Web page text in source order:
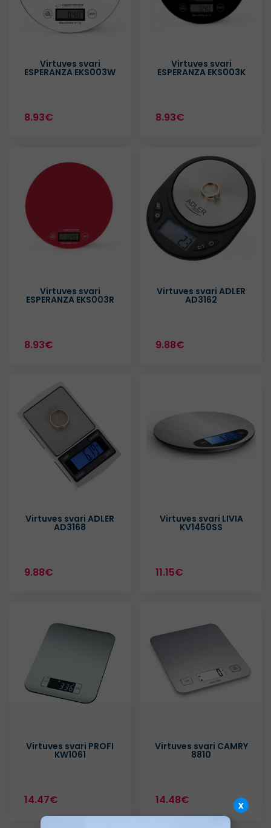
Virtuves svari
ESPERANZA EKS003W
8.93€
Virtuves svari
ESPERANZA EKS003K
8.93€
Virtuves svari
ESPERANZA EKS003R
8.93€
Virtuves svari ADLER
AD3162
9.88€
Virtuves svari ADLER
AD3168
9.88€
Virtuves svari LIVIA
KV1450SS
11.15€
Virtuves svari PROFI
KW1061
14.47€
Virtuves svari CAMRY
8810
14.48€ x